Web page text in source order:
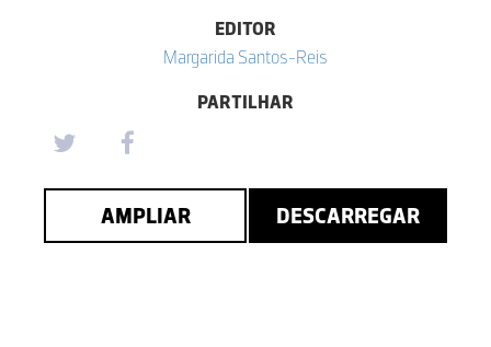
EDITOR
Margarida Santos-Reis
PARTILHAR
AMPLIAR DESCARREGAR